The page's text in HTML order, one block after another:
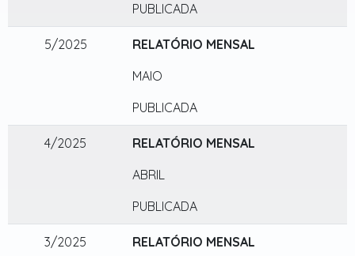
PUBLICADA
5/2025
RELATÓRIO MENSAL
MAIO
PUBLICADA
4/2025
RELATÓRIO MENSAL
ABRIL
PUBLICADA
3/2025
RELATÓRIO MENSAL